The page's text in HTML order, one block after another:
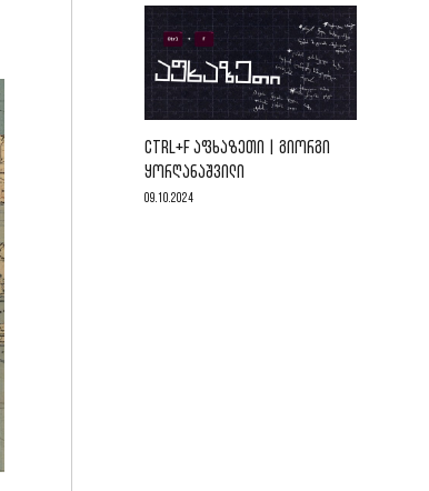
CTRL+F ᲐᲤᲮᲐᲖᲔᲗᲘ | ᲒᲘᲝᲠᲒᲘ
ᲧᲝᲠᲦᲐᲜᲐᲨᲕᲘᲚᲘ
09.10.2024